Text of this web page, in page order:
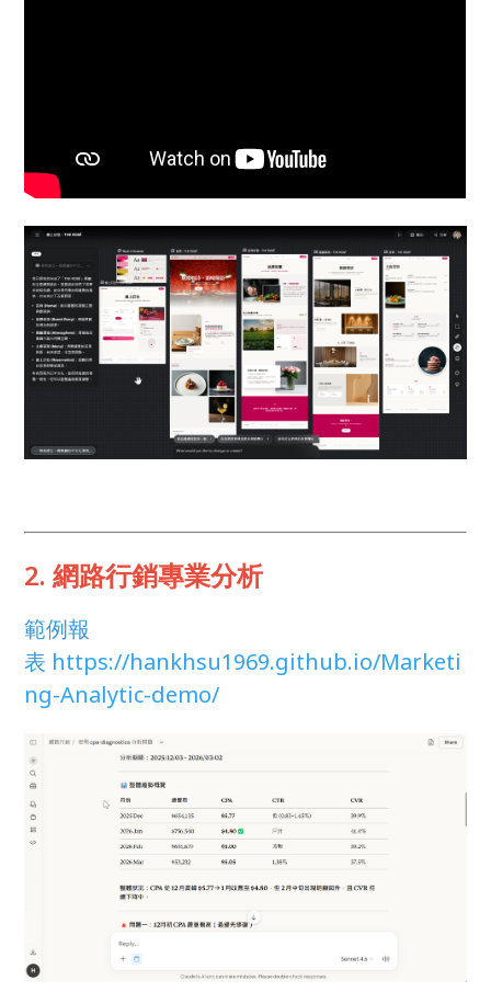
2. 網路行銷專業分析
範例報
表 https://hankhsu1969.github.io/Marketi
ng-Analytic-demo/